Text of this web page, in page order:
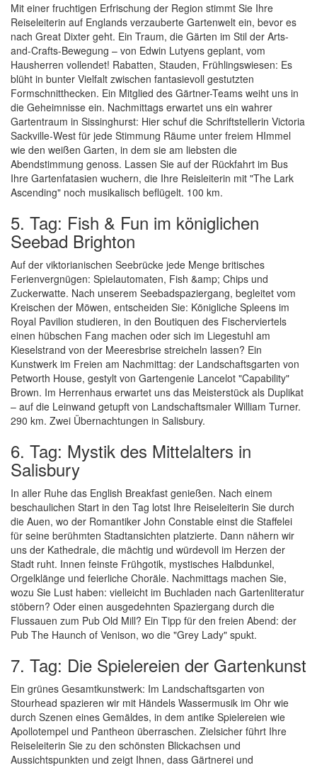
Mit einer fruchtigen Erfrischung der Region stimmt Sie Ihre
Reiseleiterin auf Englands verzauberte Gartenwelt ein, bevor es
nach Great Dixter geht. Ein Traum, die Gärten im Stil der Arts-
and-Crafts-Bewegung – von Edwin Lutyens geplant, vom
Hausherren vollendet! Rabatten, Stauden, Frühlingswiesen: Es
blüht in bunter Vielfalt zwischen fantasievoll gestutzten
Formschnitthecken. Ein Mitglied des Gärtner-Teams weiht uns in
die Geheimnisse ein. Nachmittags erwartet uns ein wahrer
Gartentraum in Sissinghurst: Hier schuf die Schriftstellerin Victoria
Sackville-West für jede Stimmung Räume unter freiem HImmel
wie den weißen Garten, in dem sie am liebsten die
Abendstimmung genoss. Lassen Sie auf der Rückfahrt im Bus
Ihre Gartenfatasien wuchern, die Ihre Reisleiterin mit "The Lark
Ascending" noch musikalisch beflügelt. 100 km.
5. Tag: Fish & Fun im königlichen
Seebad Brighton
Auf der viktorianischen Seebrücke jede Menge britisches
Ferienvergnügen: Spielautomaten, Fish &amp; Chips und
Zuckerwatte. Nach unserem Seebadspaziergang, begleitet vom
Kreischen der Möwen, entscheiden Sie: Königliche Spleens im
Royal Pavilion studieren, in den Boutiquen des Fischerviertels
einen hübschen Fang machen oder sich im Liegestuhl am
Kieselstrand von der Meeresbrise streicheln lassen? Ein
Kunstwerk im Freien am Nachmittag: der Landschaftsgarten von
Petworth House, gestylt von Gartengenie Lancelot "Capability"
Brown. Im Herrenhaus erwartet uns das Meisterstück als Duplikat
– auf die Leinwand getupft von Landschaftsmaler William Turner.
290 km. Zwei Übernachtungen in Salisbury.
6. Tag: Mystik des Mittelalters in
Salisbury
In aller Ruhe das English Breakfast genießen. Nach einem
beschaulichen Start in den Tag lotst Ihre Reiseleiterin Sie durch
die Auen, wo der Romantiker John Constable einst die Staffelei
für seine berühmten Stadtansichten platzierte. Dann nähern wir
uns der Kathedrale, die mächtig und würdevoll im Herzen der
Stadt ruht. Innen feinste Frühgotik, mystisches Halbdunkel,
Orgelklänge und feierliche Choräle. Nachmittags machen Sie,
wozu Sie Lust haben: vielleicht im Buchladen nach Gartenliteratur
stöbern? Oder einen ausgedehnten Spaziergang durch die
Flussauen zum Pub Old Mill? Ein Tipp für den freien Abend: der
Pub The Haunch of Venison, wo die "Grey Lady" spukt.
7. Tag: Die Spielereien der Gartenkunst
Ein grünes Gesamtkunstwerk: Im Landschaftsgarten von
Stourhead spazieren wir mit Händels Wassermusik im Ohr wie
durch Szenen eines Gemäldes, in dem antike Spielereien wie
Apollotempel und Pantheon überraschen. Zielsicher führt Ihre
Reiseleiterin Sie zu den schönsten Blickachsen und
Aussichtspunkten und zeigt Ihnen, dass Gärtnerei und